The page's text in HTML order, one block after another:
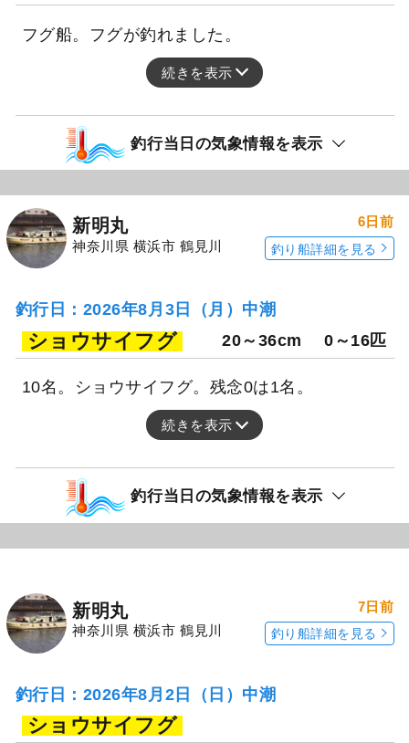
フグ船。フグが釣れました。
続きを表示
釣行当日の気象情報を表示
新明丸
神奈川県 横浜市 鶴見川
6日前
釣り船詳細を見る
釣行日：2026年8月3日（月）中潮
ショウサイフグ 20～36cm 0～16匹
10名。ショウサイフグ。残念0は1名。
続きを表示
釣行当日の気象情報を表示
新明丸
神奈川県 横浜市 鶴見川
7日前
釣り船詳細を見る
釣行日：2026年8月2日（日）中潮
ショウサイフグ